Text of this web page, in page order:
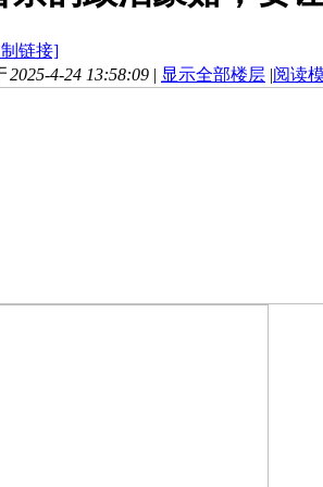
链接]
2025-4-24 13:58:09 | 显示全部楼层 |阅读